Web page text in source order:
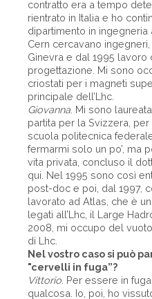
contratto era a tempo
rientrato in Italia e ho
dipartimento in
Cern cercavano
Ginevra e dal 1995
progettazione. Mi sono
criostati per i magneti
principale dell’Lhc.
Giovanna . Mi sono
partita per la Svizzera, per
scuola politecnica
fermarmi solo un po’, ma
vita privata, concluso il
qui. Nel 1995 sono così
post-doc e poi, dal 1997,
lavorato ad Atlas, che è
legati all’Lhc, il Large
2008, mi occupo del
di Lhc.
Nel vostro caso si può
"cervelli in fuga”?
Vittorio . Per essere in
qualcosa. Io, poi, ho